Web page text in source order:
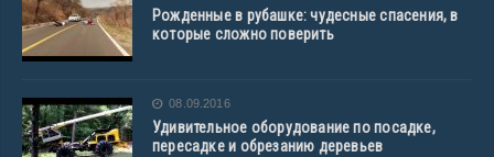
Рожденные в рубашке: чудесные спасения, в
которые сложно поверить
08.09.2016
Удивительное оборудование по посадке,
пересадке и обрезанию деревьев